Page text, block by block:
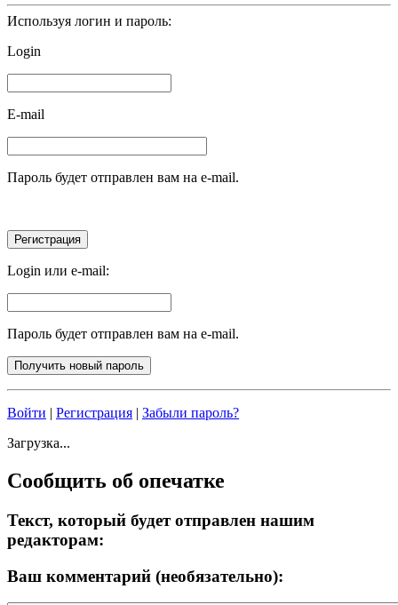
Используя логин и пароль:
Login
E-mail
Пароль будет отправлен вам на e-mail.
Login или e-mail:
Пароль будет отправлен вам на e-mail.
Войти | Регистрация | Забыли пароль?
Загрузка...
Сообщить об опечатке
Текст, который будет отправлен нашим
редакторам:
Ваш комментарий (необязательно):